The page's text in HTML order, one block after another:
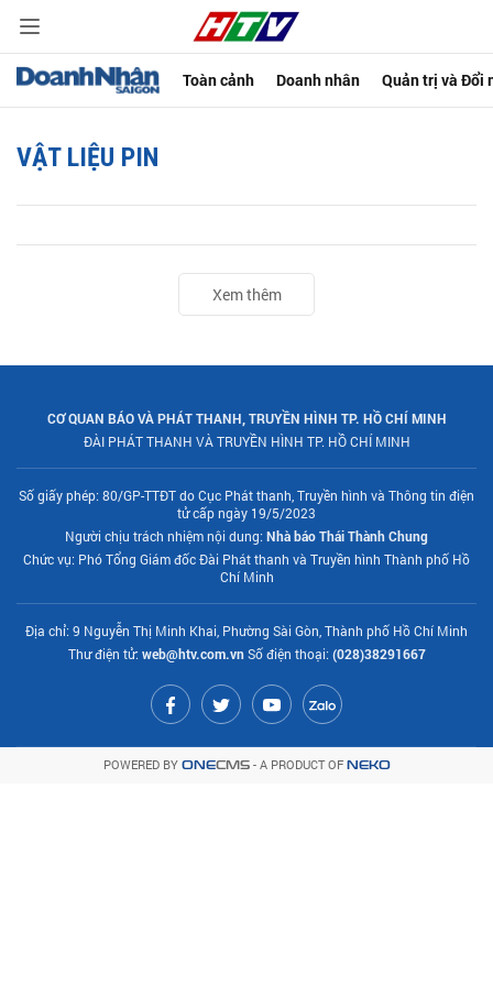
Toàn cảnh Doanh nhân Quản trị và Đổi
VẬT LIỆU PIN
Xem thêm
CƠ QUAN BÁO VÀ PHÁT THANH, TRUYỀN HÌNH TP. HỒ CHÍ MINH
ĐÀI PHÁT THANH VÀ TRUYỀN HÌNH TP. HỒ CHÍ MINH
Số giấy phép: 80/GP-TTĐT do Cục Phát thanh, Truyền hình và Thông tin điện
tử cấp ngày 19/5/2023
Người chịu trách nhiệm nội dung: Nhà báo Thái Thành Chung
Chức vụ: Phó Tổng Giám đốc Đài Phát thanh và Truyền hình Thành phố Hồ
Chí Minh
Địa chỉ: 9 Nguyễn Thị Minh Khai, Phường Sài Gòn, Thành phố Hồ Chí Minh
Thư điện tử: web@htv.com.vnSố điện thoại: (028)38291667
POWERED BY ONECMS- A PRODUCT OF NEKO